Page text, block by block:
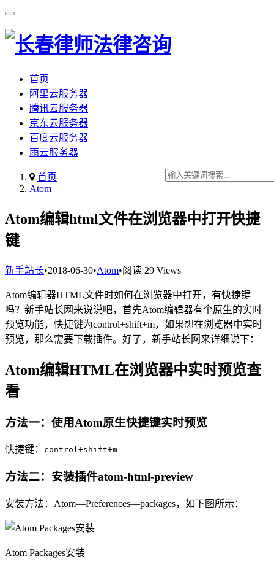
首页
阿里云服务器
腾讯云服务器
京东云服务器
百度云服务器
雨云服务器
首页
Atom
Atom编辑html文件在浏览器中打开快捷
键
新手站长•2018-06-30•Atom•阅读 29 Views
Atom编辑器HTML文件时如何在浏览器中打开，有快捷键
吗？新手站长网来说说吧，首先Atom编辑器有个原生的实时
预览功能，快捷键为control+shift+m，如果想在浏览器中实时
预览，那么需要下载插件。好了，新手站长网来详细说下：
Atom编辑HTML在浏览器中实时预览查
看
方法一：使用Atom原生快捷键实时预览
快捷键： control+shift+m
方法二：安装插件atom-html-preview
安装方法：Atom—Preferences—packages，如下图所示：
Atom Packages安装